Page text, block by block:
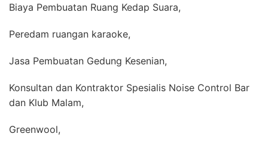
Biaya Pembuatan Ruang Kedap Suara,
Peredam ruangan karaoke,
Jasa Pembuatan Gedung Kesenian,
Konsultan dan Kontraktor Spesialis Noise Control Bar
dan Klub Malam,
Greenwool,